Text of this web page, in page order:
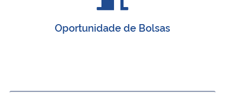
Oportunidade de Bolsas